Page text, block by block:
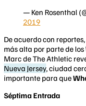
— Ken Rosenthal
2019
De acuerdo con reportes,
más alta por parte de los
Marc de The Athletic
Nueva Jersey, ciudad
importante para que
Séptima Entrada